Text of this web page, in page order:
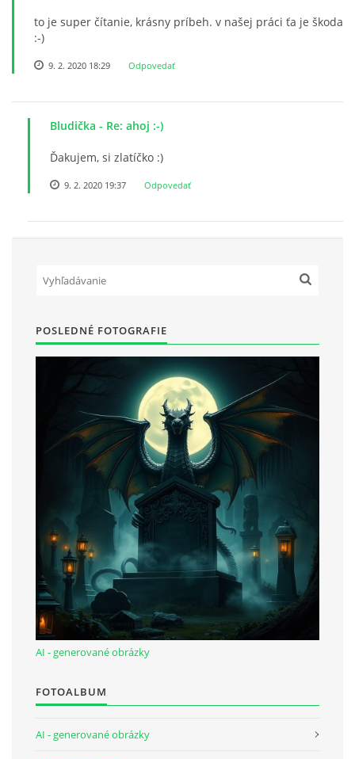
to je super čítanie, krásny príbeh. v našej práci ťa je škoda
:-)
9. 2. 2020 18:29 Odpovedať
Bludička - Re: ahoj :-)
Ďakujem, si zlatíčko :)
9. 2. 2020 19:37 Odpovedať
POSLEDNÉ FOTOGRAFIE
AI - generované obrázky
FOTOALBUM
AI - generované obrázky